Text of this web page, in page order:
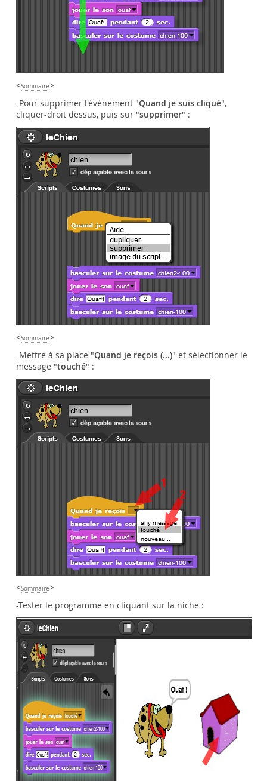
<Sommaire>
-Pour supprimer l'événement "Quand je suis cliqué",
cliquer-droit dessus, puis sur "supprimer" :
<Sommaire>
-Mettre à sa place "Quand je reçois (...)" et sélectionner le
message "touché" :
<Sommaire>
-Tester le programme en cliquant sur la niche :